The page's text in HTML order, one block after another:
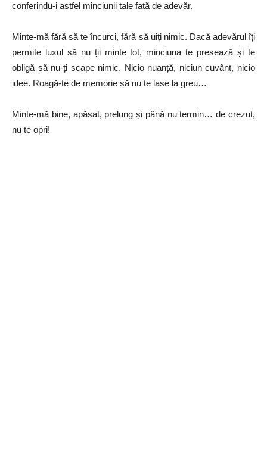
conferindu-i astfel minciunii tale față de adevăr.
Minte-mă fără să te încurci, fără să uiți nimic. Dacă adevărul îți
permite luxul să nu ții minte tot, minciuna te presează și te
obligă să nu-ți scape nimic. Nicio nuanță, niciun cuvânt, nicio
idee. Roagă-te de memorie să nu te lase la greu…
Minte-mă bine, apăsat, prelung și până nu termin… de crezut,
nu te opri!